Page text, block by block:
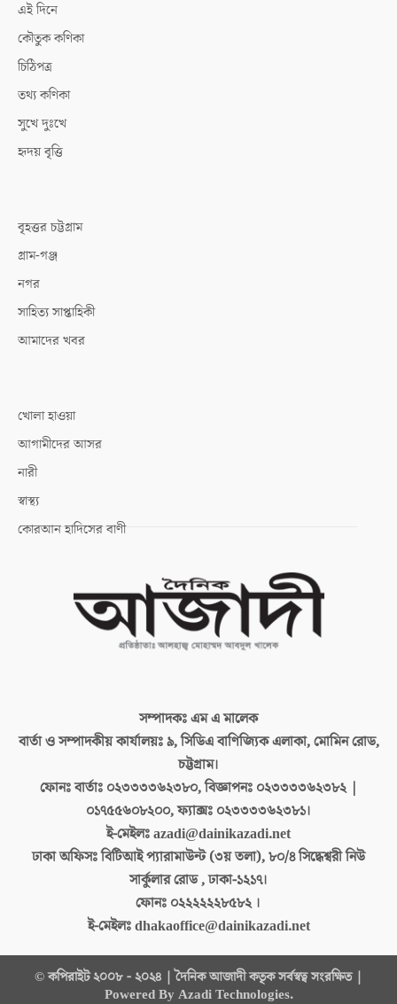
এই দিনে
কৌতুক কণিকা
চিঠিপত্র
তথ্য কণিকা
সুখে দুঃখে
হৃদয় বৃত্তি
বৃহত্তর চট্টগ্রাম
গ্রাম-গঞ্জ
নগর
সাহিত্য সাপ্তাহিকী
আমাদের খবর
খোলা হাওয়া
আগামীদের আসর
নারী
স্বাস্থ্য
কোরআন হাদিসের বাণী
সম্পাদকঃএম এ মালেক
বার্তা ও সম্পাদকীয় কার্যালয়ঃ৯, সিডিএ বাণিজ্যিক এলাকা, মোমিন রোড,
চট্টগ্রাম।
ফোনঃ বার্তাঃ ০২৩৩৩৩৬২৩৮০, বিজ্ঞাপনঃ ০২৩৩৩৩৬২৩৮২ |
০১৭৫৫৬০৮২০০, ফ্যাক্সঃ ০২৩৩৩৩৬২৩৮১।
ই-মেইলঃazadi@dainikazadi.net
ঢাকা অফিসঃবিটিআই প্যারামাউন্ট (৩য় তলা), ৮০/৪ সিদ্ধেশ্বরী নিউ
সার্কুলার রোড , ঢাকা-১২১৭।
ফোনঃ ০২২২২২২৮৫৮২ ।
ই-মেইলঃdhakaoffice@dainikazadi.net
© কপিরাইট ২০০৮ - ২০২৪ | দৈনিক আজাদী কতৃক সর্বস্বত্ব সংরক্ষিত |
Powered By Azadi Technologies.